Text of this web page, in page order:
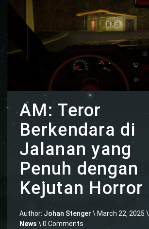
AM: Teror
Berkendara di
Jalanan yang
Penuh dengan
Kejutan Horror
Author: Johan Stenger \ March 22, 2025 \
News \ 0 Comments